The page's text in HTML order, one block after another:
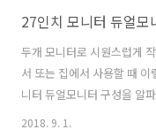
두개 모니터로 시원스럽게
서 또는 집에서 사용할 때
니터 듀얼모니터 구성을 알
베젤이 5mm로 무척 얇은 모
2018. 9. 1.